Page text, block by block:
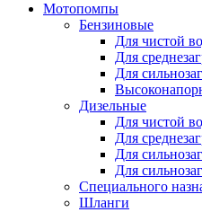
Мотопомпы
Бензиновые
Для чистой
Для
Для
Дизельные
Для чистой
Для
Для
Для
Специального
Шланги